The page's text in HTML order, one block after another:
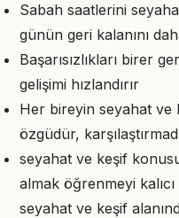
Sabah saatlerini
günün geri kalanını
Başarısızlıkları birer
gelişimi hızlandırır
Her bireyin seyahat
özgüdür,
seyahat ve keşif
almak öğrenmeyi
seyahat ve keşif